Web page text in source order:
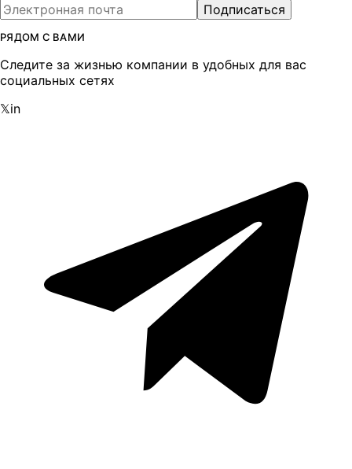
Подписаться
РЯДОМ С ВАМИ
Следите за жизнью компании в удобных для вас
социальных сетях
𝕏in